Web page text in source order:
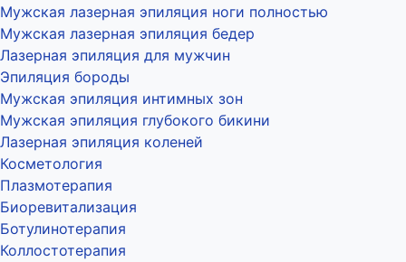
Мужская лазерная эпиляция ноги полностью
Мужская лазерная эпиляция бедер
Лазерная эпиляция для мужчин
Эпиляция бороды
Мужская эпиляция интимных зон
Мужская эпиляция глубокого бикини
Лазерная эпиляция коленей
Косметология
Плазмотерапия
Биоревитализация
Ботулинотерапия
Коллостотерапия